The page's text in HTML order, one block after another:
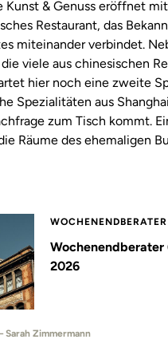
Kunst & Genuss eröffnet
Restaurant, das
miteinander verbindet.
die viele aus chinesischen
hier noch eine zweite
Spezialitäten aus
zum Tisch kommt.
Räume des ehemaligen
WOCHENENDBERATER
Wochenendberater
2026
Zimmermann